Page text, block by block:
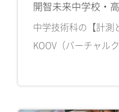
開智未来中学校・
中学技術科の【計測
KOOV（バーチャル